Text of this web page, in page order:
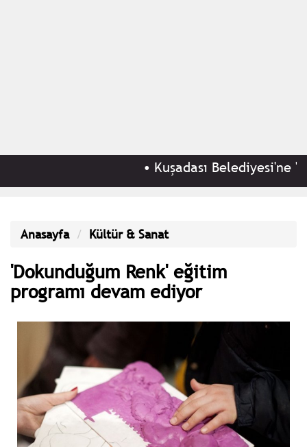
Kuşadası Belediyesi'ne
Anasayfa Kültür & Sanat
'Dokunduğum Renk' eğitim
programı devam ediyor